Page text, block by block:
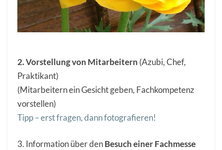
2. Vorstellung von Mitarbeitern (Azubi, Chef,
Praktikant)
(Mitarbeitern ein Gesicht geben, Fachkompetenz
vorstellen)
Tipp – erst fragen, dann fotografieren!
3. Information über denBesuch einer Fachmesse